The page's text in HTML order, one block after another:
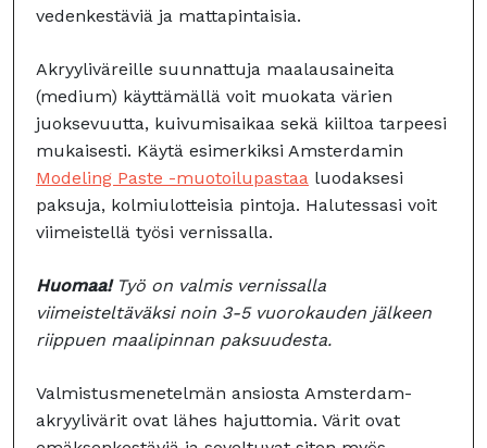
vedenkestäviä ja mattapintaisia.
Akryyliväreille suunnattuja maalausaineita
(medium) käyttämällä voit muokata värien
juoksevuutta, kuivumisaikaa sekä kiiltoa tarpeesi
mukaisesti. Käytä esimerkiksi Amsterdamin
Modeling Paste -muotoilupastaa luodaksesi
paksuja, kolmiulotteisia pintoja. Halutessasi voit
viimeistellä työsi vernissalla.
Huomaa!Työ on valmis vernissalla
viimeisteltäväksi noin 3-5 vuorokauden jälkeen
riippuen maalipinnan paksuudesta.
Valmistusmenetelmän ansiosta Amsterdam-
akryylivärit ovat lähes hajuttomia. Värit ovat